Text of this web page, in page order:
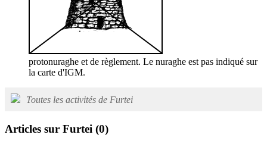
protonuraghe et de règlement. Le nuraghe est pas indiqué sur
la carte d'IGM.
Toutes les activités de Furtei
Articles sur Furtei (0)